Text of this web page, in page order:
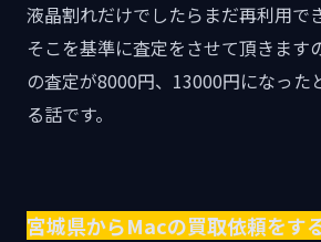
液晶割れだけでしたらまだ再利用で
そこを基準に査定をさせて頂きます
の査定が8000円、13000円になった
る話です。
宮城県からMacの買取依頼をす